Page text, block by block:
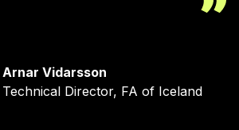
Arnar Vidarsson
Technical Director, FA of Iceland